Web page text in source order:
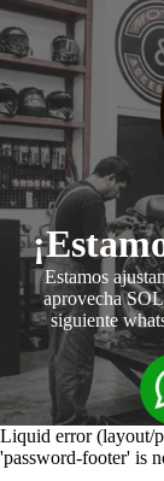
Estamos
aprovecha
siguiente
Liquid error (layout/
'password-footer' is